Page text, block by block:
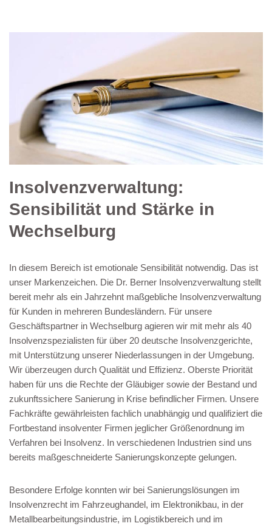
Insolvenzverwaltung:
Sensibilität und Stärke in
Wechselburg
In diesem Bereich ist emotionale Sensibilität notwendig. Das ist
unser Markenzeichen. Die Dr. Berner Insolvenzverwaltung stellt
bereit mehr als ein Jahrzehnt maßgebliche Insolvenzverwaltung
für Kunden in mehreren Bundesländern. Für unsere
Geschäftspartner in Wechselburg agieren wir mit mehr als 40
Insolvenzspezialisten für über 20 deutsche Insolvenzgerichte,
mit Unterstützung unserer Niederlassungen in der Umgebung.
Wir überzeugen durch Qualität und Effizienz. Oberste Priorität
haben für uns die Rechte der Gläubiger sowie der Bestand und
zukunftssichere Sanierung in Krise befindlicher Firmen. Unsere
Fachkräfte gewährleisten fachlich unabhängig und qualifiziert die
Fortbestand insolventer Firmen jeglicher Größenordnung im
Verfahren bei Insolvenz. In verschiedenen Industrien sind uns
bereits maßgeschneiderte Sanierungskonzepte gelungen.
Besondere Erfolge konnten wir bei Sanierungslösungen im
Insolvenzrecht im Fahrzeughandel, im Elektronikbau, in der
Metallbearbeitungsindustrie, im Logistikbereich und im